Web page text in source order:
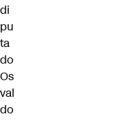
di
pu
ta
do
Os
val
do